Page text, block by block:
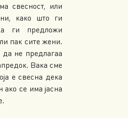
свесност, или
како што ги
ги предложи
пак сите жени.
да не предлагаа
Вака сме
е свесна дека
ако се има јасна